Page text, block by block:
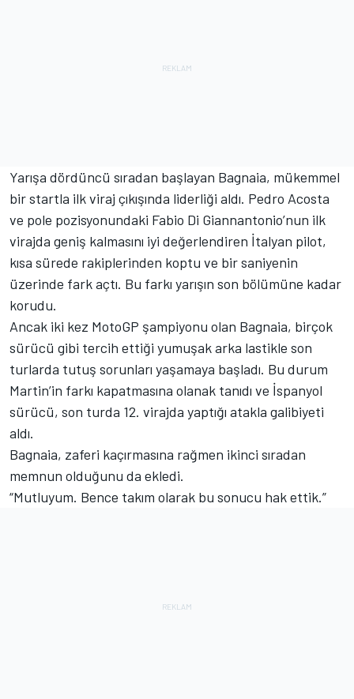
Yarışa dördüncü sıradan başlayan Bagnaia, mükemmel
bir startla ilk viraj çıkışında liderliği aldı. Pedro Acosta
ve pole pozisyonundaki Fabio Di Giannantonio’nun ilk
virajda geniş kalmasını iyi değerlendiren İtalyan pilot,
kısa sürede rakiplerinden koptu ve bir saniyenin
üzerinde fark açtı. Bu farkı yarışın son bölümüne kadar
korudu.
Ancak iki kez MotoGP şampiyonu olan Bagnaia, birçok
sürücü gibi tercih ettiği yumuşak arka lastikle son
turlarda tutuş sorunları yaşamaya başladı. Bu durum
Martin’in farkı kapatmasına olanak tanıdı ve İspanyol
sürücü, son turda 12. virajda yaptığı atakla galibiyeti
aldı.
Bagnaia, zaferi kaçırmasına rağmen ikinci sıradan
memnun olduğunu da ekledi.
“Mutluyum. Bence takım olarak bu sonucu hak ettik.”